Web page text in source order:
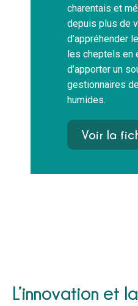
charentais et
depuis plus de
d’appréhender
les cheptels en
d’apporter un
gestionnaires
humides.
Voir la
L’innovation et